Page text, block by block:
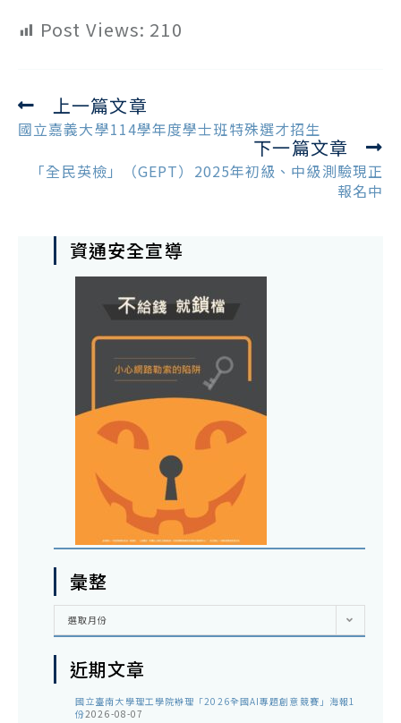
Post Views: 210
Read
more
上一篇文章
國立嘉義大學114學年度學士班特殊選才招生
下一篇文章
「全民英檢」（GEPT）2025年初級、中級測驗現正
報名中
資通安全宣導
彙整
彙
選取月份
近期文章
國立臺南大學理工學院辦理「2026全國AI專題創意競賽」海報1
份2026-08-07